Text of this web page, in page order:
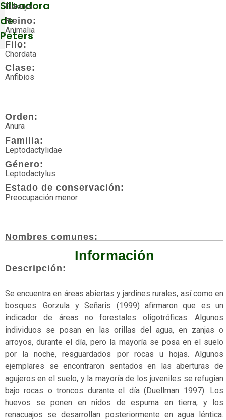
Silbadora
de
Peters
Más
visitados
Agua
dulce
Algas
Amenazada
Anfibios
Aves
Briofitas
amenazado
Con
articulaciones
Datos
insuficientes
Dunas
En
peligro
Eukarya
Reino:
Animalia
Filo:
Chordata
Clase:
Anfibios
Orden:
Anura
Familia:
Leptodactylidae
Género:
Leptodactylus
Estado de conservación:
Preocupación menor
Nombres comunes:
Información
Descripción:
Se encuentra en áreas abiertas y jardines rurales, así como en
bosques. Gorzula y Señaris (1999) afirmaron que es un
indicador de áreas no forestales oligotróficas. Algunos
individuos se posan en las orillas del agua, en zanjas o
arroyos, durante el día, pero la mayoría se posa en el suelo
por la noche, resguardados por rocas u hojas. Algunos
ejemplares se encontraron sentados en las aberturas de
agujeros en el suelo, y la mayoría de los juveniles se refugian
bajo rocas o troncos durante el día (Duellman 1997). Los
huevos se ponen en nidos de espuma en tierra, y los
renacuajos se desarrollan posteriormente en agua léntica.